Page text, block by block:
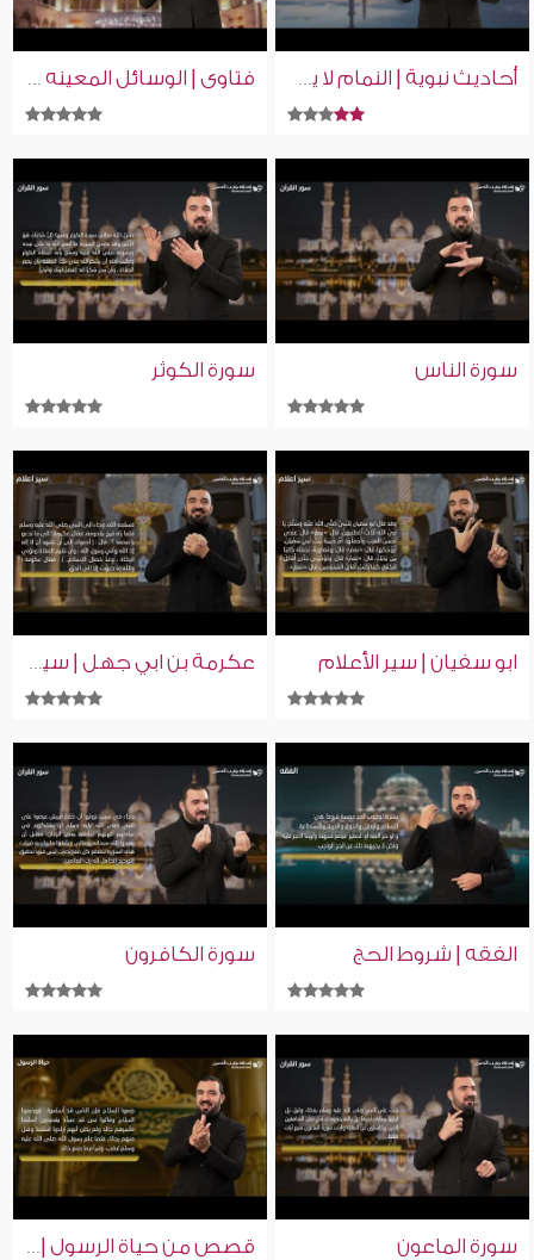
أحاديث نبوية | النمام لا يدخل الجنة فتاوى | الوسائل المعينه على الصلاه
سورة الناس سورة الكوثر
ابو سفيان | سير الأعلام عكرمة بن ابي جهل | سير الأعلام
الفقه | شروط الحج سورة الكافرون
سورة الماعون قصص من حياة الرسول | سرية خالد